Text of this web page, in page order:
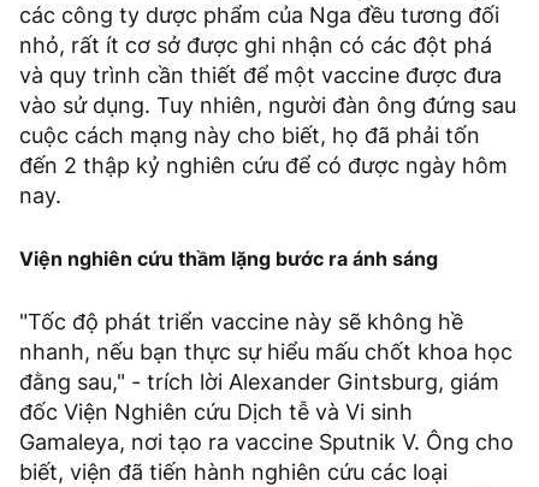
các công ty dược phẩm của Nga đều tương đối
nhỏ, rất ít cơ sở được ghi nhận có các đột phá
và quy trình cần thiết để một vaccine được đưa
vào sử dụng. Tuy nhiên, người đàn ông đứng sau
cuộc cách mạng này cho biết, họ đã phải tốn
đến 2 thập kỷ nghiên cứu để có được ngày hôm
nay.
Viện nghiên cứu thầm lặng bước ra ánh sáng
"Tốc độ phát triển vaccine này sẽ không hề
nhanh, nếu bạn thực sự hiểu mấu chốt khoa học
đằng sau," - trích lời Alexander Gintsburg, giám
đốc Viện Nghiên cứu Dịch tễ và Vi sinh
Gamaleya, nơi tạo ra vaccine Sputnik V. Ông cho
biết, viện đã tiến hành nghiên cứu các loại